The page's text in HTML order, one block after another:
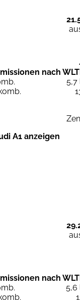
nach
A1 anzeigen
nach